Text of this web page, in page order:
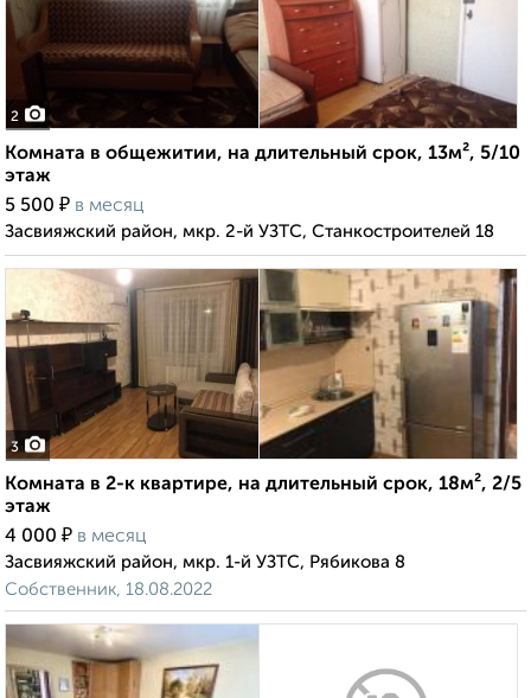
2
Комната в общежитии, на длительный срок, 13м², 5/10
этаж
5 500 ₽ в месяц
Засвияжский район, мкр. 2-й УЗТС, Станкостроителей 18
3
Комната в 2-к квартире, на длительный срок, 18м², 2/5
этаж
4 000 ₽ в месяц
Засвияжский район, мкр. 1-й УЗТС, Рябикова 8
Собственник, 18.08.2022